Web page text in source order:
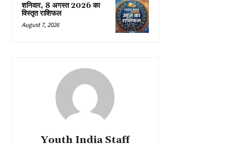
शनिवार, 8 अगस्त 2026 का
विस्तृत राशिफल
August 7, 2026
Youth India Staff